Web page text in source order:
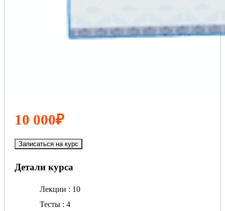
10 000₽
Записаться на курс
Детали курса
Лекции
10
Тесты
4